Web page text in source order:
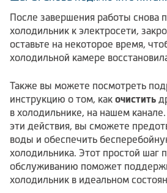
После завершения работы снова
холодильник к электросети,
оставьте на некоторое время,
холодильной камере
Также вы можете посмотреть
инструкцию о том, как очистить
в холодильнике, на нашем канале
эти действия, вы сможете
воды и обеспечить
холодильника. Этот простой шаг
обслуживанию поможет
холодильник в идеальном